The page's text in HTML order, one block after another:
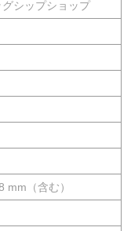
シップショップ
mm（含む）